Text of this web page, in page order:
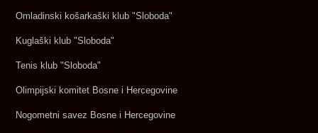
Omladinski košarkaški klub "Sloboda"
Kuglaški klub "Sloboda"
Tenis klub "Sloboda"
Olimpijski komitet Bosne i Hercegovine
Nogometni savez Bosne i Hercegovine